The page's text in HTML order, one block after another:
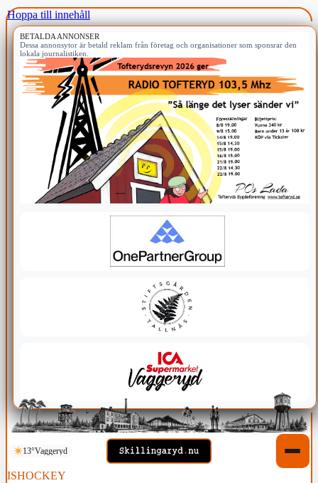
Hoppa till innehåll
BETALDA ANNONSER
Dessa annonsytor är betald reklam från företag och organisationer som sponsrar den
lokala journalistiken.
13°Vaggeryd
ISHOCKEY